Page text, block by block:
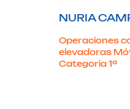
NURIA
Operaciones
elevadoras
Categoria 1ª